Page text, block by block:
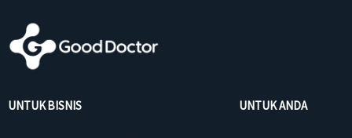
UNTUK BISNIS UNTUK ANDA